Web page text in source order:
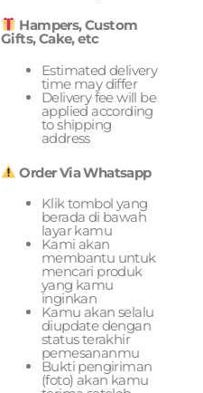
Hampers, Custom
Gifts, Cake, etc
Estimated delivery
time may differ
Delivery fee will be
applied according
to shipping
address
Order Via Whatsapp
Klik tombol yang
berada di bawah
layar kamu
Kami akan
membantu untuk
mencari produk
yang kamu
inginkan
Kamu akan selalu
diupdate dengan
status terakhir
pemesananmu
Bukti pengiriman
(foto) akan kamu